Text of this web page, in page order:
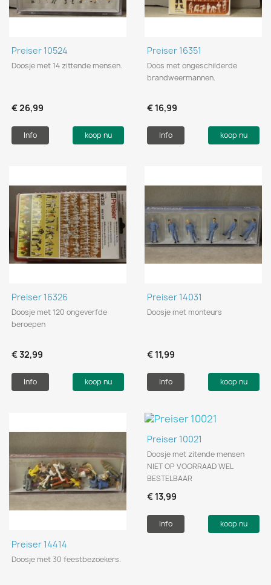
Preiser 10524
Doosje met 14 zittende mensen.
€ 26,99
Info koop nu
Preiser 16351
Doos met ongeschilderde
brandweermannen.
€ 16,99
Info koop nu
Preiser 16326
Doosje met 120 ongeverfde
beroepen
€ 32,99
Info koop nu
Preiser 14031
Doosje met monteurs
€ 11,99
Info koop nu
Preiser 14414
Doosje met 30 feestbezoekers.
Preiser 10021
Doosje met zitende mensen
NIET OP VOORRAAD WEL
BESTELBAAR
€ 13,99
Info koop nu